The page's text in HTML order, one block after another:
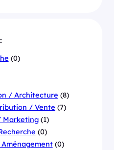
(0)
/ Architecture (8)
/ Vente (7)
Marketing(1)
(0)
(0)